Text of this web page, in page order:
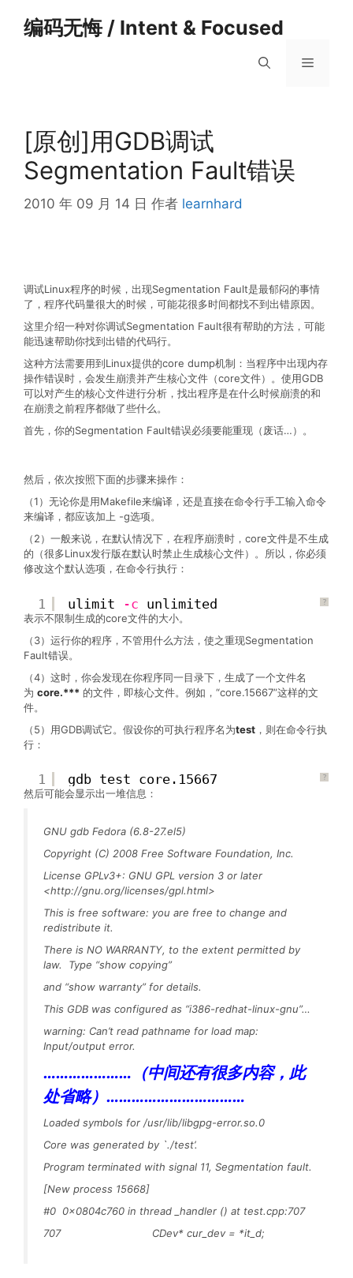
编码无悔 / Intent & Focused
菜
[原创]用GDB调试
Segmentation Fault错误
2010 年 09 月 14 日 作者 learnhard
调试Linux程序的时候，出现Segmentation Fault是最郁闷的事情
了，程序代码量很大的时候，可能花很多时间都找不到出错原因。
这里介绍一种对你调试Segmentation Fault很有帮助的方法，可能
能迅速帮助你找到出错的代码行。
这种方法需要用到Linux提供的core dump机制：当程序中出现内存
操作错误时，会发生崩溃并产生核心文件（core文件）。使用GDB
可以对产生的核心文件进行分析，找出程序是在什么时候崩溃的和
在崩溃之前程序都做了些什么。
首先，你的Segmentation Fault错误必须要能重现（废话…）。
然后，依次按照下面的步骤来操作：
（1）无论你是用Makefile来编译，还是直接在命令行手工输入命令
来编译，都应该加上 -g选项。
（2）一般来说，在默认情况下，在程序崩溃时，core文件是不生成
的（很多Linux发行版在默认时禁止生成核心文件）。所以，你必须
修改这个默认选项，在命令行执行：
?
1 ulimit -c unlimited
表示不限制生成的core文件的大小。
（3）运行你的程序，不管用什么方法，使之重现Segmentation
Fault错误。
（4）这时，你会发现在你程序同一目录下，生成了一个文件名
为 core.*** 的文件，即核心文件。例如，“core.15667”这样的文
件。
（5）用GDB调试它。假设你的可执行程序名为test ，则在命令行执
行：
?
1 gdb test core.15667
然后可能会显示出一堆信息：
GNU gdb Fedora (6.8-27.el5)
Copyright (C) 2008 Free Software Foundation, Inc.
License GPLv3+: GNU GPL version 3 or later
<http://gnu.org/licenses/gpl.html>
This is free software: you are free to change and
redistribute it.
There is NO WARRANTY, to the extent permitted by
law. Type “show copying”
and “show warranty” for details.
This GDB was configured as “i386-redhat-linux-gnu”…
warning: Can’t read pathname for load map:
Input/output error.
…………………（中间还有很多内容，此
处省略）……………………………
Loaded symbols for /usr/lib/libgpg-error.so.0
Core was generated by `./test’.
Program terminated with signal 11, Segmentation fault.
[New process 15668]
#0 0x0804c760 in thread _handler () at test.cpp:707
707 CDev* cur_dev = *it_d;